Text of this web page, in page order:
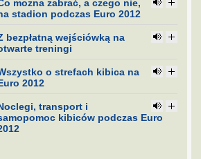
można zabrać, a czego nie,
stadion podczas Euro 2012
bezpłatną wejściówką na
treningi
o strefach kibica na
2012
transport i
kibiców podczas Euro